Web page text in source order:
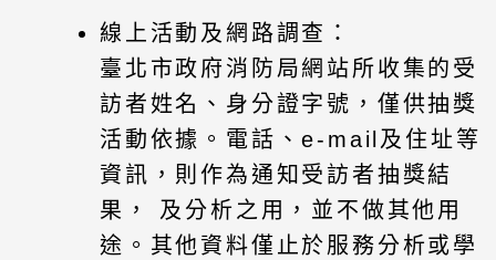
線上活動及網路調查：
臺北市政府消防局網站所收集的受
訪者姓名、身分證字號，僅供抽獎
活動依據。電話、e-mail及住址等
資訊，則作為通知受訪者抽獎結
果， 及分析之用，並不做其他用
途。其他資料僅止於服務分析或學